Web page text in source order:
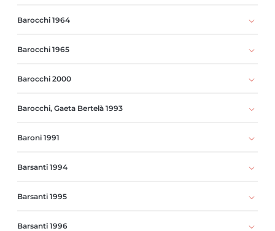
Barocchi 1964
Barocchi 1965
Barocchi 2000
Barocchi, Gaeta Bertelà 1993
Baroni 1991
Barsanti 1994
Barsanti 1995
Barsanti 1996